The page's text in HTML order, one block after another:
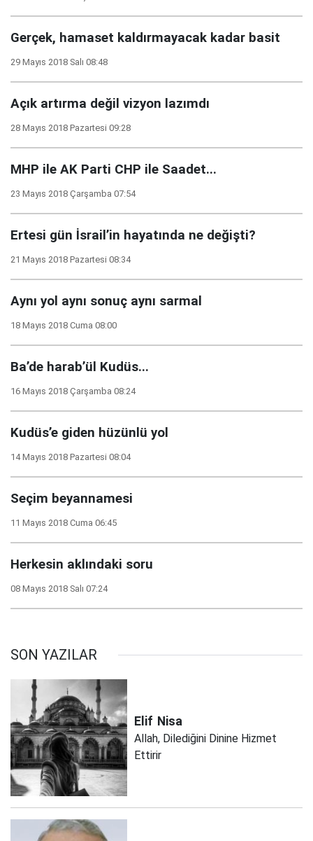
Gerçek, hamaset kaldırmayacak kadar basit
29 Mayıs 2018 Salı 08:48
Açık artırma değil vizyon lazımdı
28 Mayıs 2018 Pazartesi 09:28
MHP ile AK Parti CHP ile Saadet...
23 Mayıs 2018 Çarşamba 07:54
Ertesi gün İsrail’in hayatında ne değişti?
21 Mayıs 2018 Pazartesi 08:34
Aynı yol aynı sonuç aynı sarmal
18 Mayıs 2018 Cuma 08:00
Ba’de harab’ül Kudüs...
16 Mayıs 2018 Çarşamba 08:24
Kudüs’e giden hüzünlü yol
14 Mayıs 2018 Pazartesi 08:04
Seçim beyannamesi
11 Mayıs 2018 Cuma 06:45
Herkesin aklındaki soru
08 Mayıs 2018 Salı 07:24
SON YAZILAR
Elif Nisa
Allah, Dilediğini Dinine Hizmet
Ettirir